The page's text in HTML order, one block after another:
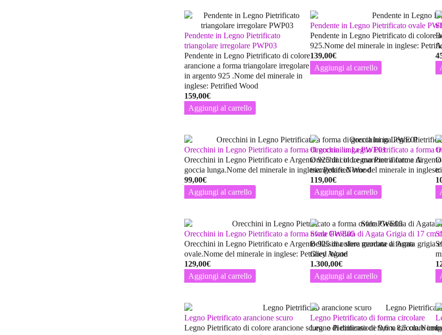
Pendente in Legno Pietrificato
triangolare irregolare PWP03
Pendente in Legno Pietrificato di colore
arancione a forma triangolare irregolare
in argento 925 .Nome del minerale in
inglese: Petrified Wood
159,00€
Aggiungi al carrello
Pendente in Legno Pietrificato ovale
Pendente in Legno Pietrificato di colore
925.Nome del minerale in inglese:
139,00€
Aggiungi al carrello
Orecchini in Legno Pietrificato a forma di goccia lunga PWE01
Orecchini in Legno Pietrificato e Argento 925 di colore marrone a forma di
goccia lunga.Nome del minerale in inglese: Petrified Wood
99,00€
Aggiungi al carrello
Orecchini in Legno Pietrificato a forma
Orecchini in Legno Pietrificato e
triangolare.Nome del minerale in
119,00€
Aggiungi al carrello
Orecchini in Legno Pietrificato a forma ovale PWE05
Orecchini in Legno Pietrificato e Argento 925 di colore marrone a forma
ovale.Nome del minerale in inglese: Petrified Wood
129,00€
Aggiungi al carrello
Sfera Geodata di Agata Grigia di 17 cm
Bellissima sfera geodata di Agata grigia
Grey Agate
1.300,00€
Aggiungi al carrello
Legno Pietrificato arancione scuro
Legno Pietrificato di colore arancione scuro e di dimensione 9,6 x 8,5 cm.Nome
Legno Pietrificato di forma circolare
Legno Pietrificato di forma circolare